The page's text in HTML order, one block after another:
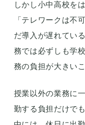
しかし小中高校を
「テレワークは不
だ導入が遅れてい
務では必ずしも学
務の負担が大きい
授業以外の業務に
勤する負担だけで